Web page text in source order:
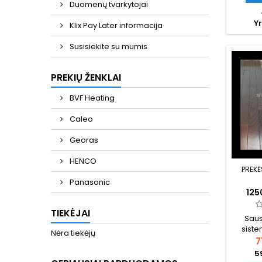
Duomenų tvarkytojai
Klix Pay Later informacija
Susisiekite su mumis
PREKIŲ ŽENKLAI
BVF Heating
Caleo
Georas
HENCO
Panasonic
TIEKĖJAI
Nėra tiekėjų